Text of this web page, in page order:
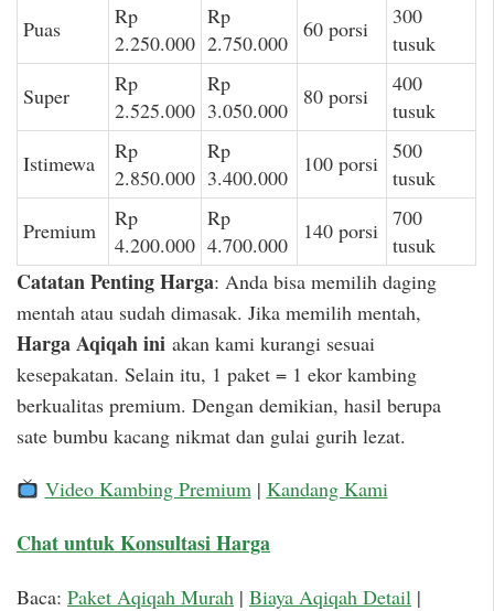
Puas
Rp
2.250.000
Rp
2.750.000
60 porsi
300
tusuk
Super
Rp
2.525.000
Rp
3.050.000
80 porsi
400
tusuk
Istimewa
Rp
2.850.000
Rp
3.400.000
100 porsi 500
tusuk
Premium
Rp
4.200.000
Rp
4.700.000
140 porsi 700
tusuk
Catatan Penting Harga: Anda bisa memilih daging
mentah atau sudah dimasak. Jika memilih mentah,
Harga Aqiqah ini akan kami kurangi sesuai
kesepakatan. Selain itu, 1 paket = 1 ekor kambing
berkualitas premium. Dengan demikian, hasil berupa
sate bumbu kacang nikmat dan gulai gurih lezat.
Video Kambing Premium| Kandang Kami
Chat untuk Konsultasi Harga
Baca: Paket Aqiqah Murah | Biaya Aqiqah Detail |